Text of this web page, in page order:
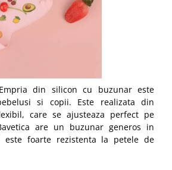
din silicon cu buzunar este
si copii. Este realizata din
care se ajusteaza perfect pe
are un buzunar generos in
foarte rezistenta la petele de